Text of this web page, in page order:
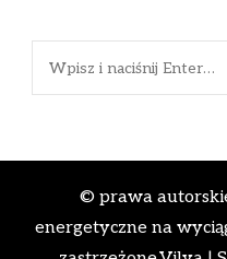
Szukasz
czegoś?
© prawa
energetyczne na